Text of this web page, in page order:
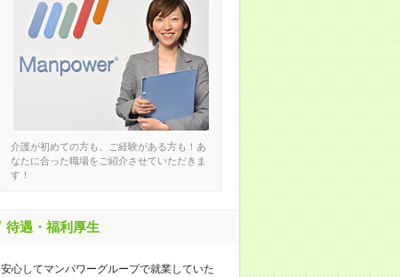
介護が初めての方も、ご経験がある方も！あ
なたに合った職場をご紹介させていただきま
す！
待遇・福利厚生
安心してマンパワーグループで就業していた